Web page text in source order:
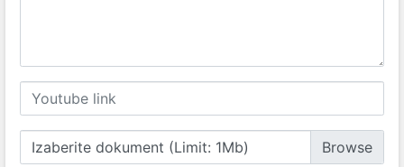
Izaberite dokument (Limit: 1Mb)